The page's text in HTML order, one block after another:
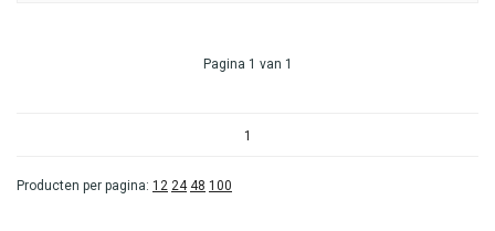
Pagina 1 van 1
1
Producten per pagina: 12 24 48 100